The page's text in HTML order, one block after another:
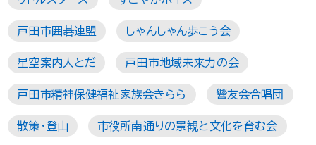
戸田市囲碁連盟 しゃんしゃん歩こう会
星空案内人とだ 戸田市地域未来力の会
戸田市精神保健福祉家族会きらら 響友会合唱団
散策・登山 市役所南通りの景観と文化を育む会